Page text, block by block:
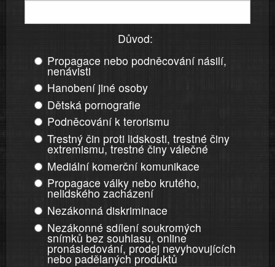
Důvod:
Propagace nebo podněcování násilí,
nenávisti
Hanobení jiné osoby
Dětská pornografie
Podněcování k terorismu
Trestný čin proti lidskosti, trestné činy
extremismu, trestné činy válečné
Mediální komerční komunikace
Propagace války nebo krutého,
nelidského zacházení
Nezákonná diskriminace
Nezákonné sdílení soukromých
snímků bez souhlasu, online
pronásledování, prodej nevyhovujících
nebo padělaných produktů